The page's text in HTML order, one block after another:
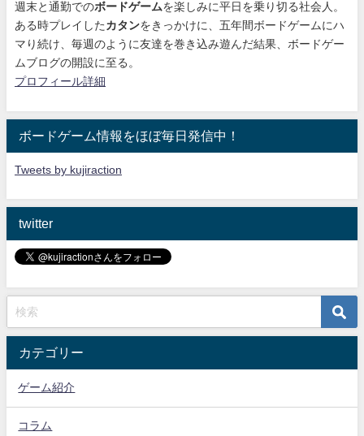
週末と通勤でのボードゲームを楽しみに平日を乗り切る社会人。
ある時プレイした カタンをきっかけに、 五年間ボードゲームにハ
マり続け 、毎週のように友達を巻き込み遊んだ結果、ボードゲー
ムブログの開設に至る。
プロフィール詳細
ボードゲーム情報をほぼ毎日発信中！
Tweets by kujiraction
twitter
カテゴリー
ゲーム紹介
コラム